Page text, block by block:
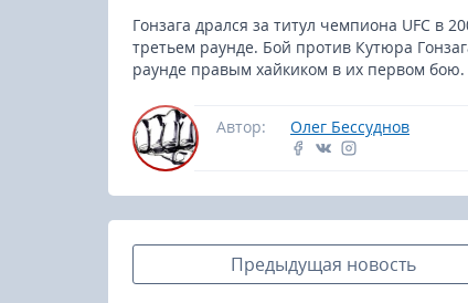
Гонзага дрался за титул чемпиона UFC в
третьем раунде. Бой против Кутюра
раунде правым хайкиком в их первом бою.
Автор: Олег Бессуднов
Предыдущая новость